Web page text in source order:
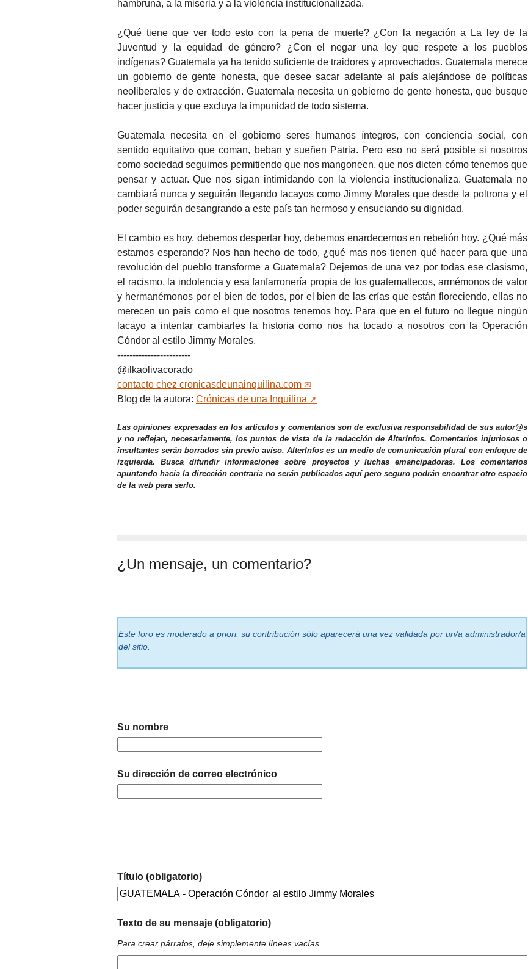
hambruna, a la miseria y a la violencia institucionalizada.
¿Qué tiene que ver todo esto con la pena de muerte? ¿Con la negación a La ley de la
Juventud y la equidad de género? ¿Con el negar una ley que respete a los pueblos
indígenas? Guatemala ya ha tenido suficiente de traidores y aprovechados. Guatemala merece
un gobierno de gente honesta, que desee sacar adelante al país alejándose de políticas
neoliberales y de extracción. Guatemala necesita un gobierno de gente honesta, que busque
hacer justicia y que excluya la impunidad de todo sistema.
Guatemala necesita en el gobierno seres humanos íntegros, con conciencia social, con
sentido equitativo que coman, beban y sueñen Patria. Pero eso no será posible si nosotros
como sociedad seguimos permitiendo que nos mangoneen, que nos dicten cómo tenemos que
pensar y actuar. Que nos sigan intimidando con la violencia institucionaliza. Guatemala no
cambiará nunca y seguirán llegando lacayos como Jimmy Morales que desde la poltrona y el
poder seguirán desangrando a este país tan hermoso y ensuciando su dignidad.
El cambio es hoy, debemos despertar hoy, debemos enardecernos en rebelión hoy. ¿Qué más
estamos esperando? Nos han hecho de todo, ¿qué mas nos tienen qué hacer para que una
revolución del pueblo transforme a Guatemala? Dejemos de una vez por todas ese clasismo,
el racismo, la indolencia y esa fanfarronería propia de los guatemaltecos, armémonos de valor
y hermanémonos por el bien de todos, por el bien de las crías que están floreciendo, ellas no
merecen un país como el que nosotros tenemos hoy. Para que en el futuro no llegue ningún
lacayo a intentar cambiarles la historia como nos ha tocado a nosotros con la Operación
Cóndor al estilo Jimmy Morales.
------------------------
@ilkaolivacorado
contacto chez cronicasdeunainquilina.com
Blog de la autora: Crónicas de una Inquilina
Las opiniones expresadas en los artículos y comentarios son de exclusiva responsabilidad de sus autor@s
y no reflejan, necesariamente, los puntos de vista de la redacción de AlterInfos. Comentarios injuriosos o
insultantes serán borrados sin previo aviso. AlterInfos es un medio de comunicación plural con enfoque de
izquierda. Busca difundir informaciones sobre proyectos y luchas emancipadoras. Los comentarios
apuntando hacia la dirección contraria no serán publicados aquí pero seguro podrán encontrar otro espacio
de la web para serlo.
¿Un mensaje, un comentario?
Este foro es moderado a priori: su contribución sólo aparecerá una vez validada por un/a administrador/a
del sitio.
Su nombre
Su dirección de correo electrónico
Título (obligatorio)
Texto de su mensaje (obligatorio)
Para crear párrafos, deje simplemente líneas vacías.